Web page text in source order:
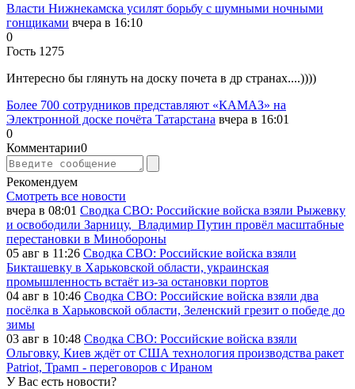
Власти Нижнекамска усилят борьбу с шумными ночными
гонщиками вчера в 16:10
0
Гость 1275
Интересно бы глянуть на доску почета в др странах....))))
Более 700 сотрудников представляют «КАМАЗ» на
Электронной доске почёта Татарстана вчера в 16:01
0
Комментарии0
Рекомендуем
Смотреть все новости
вчера в 08:01 Сводка СВО: Российские войска взяли Рыжевку
и освободили Зарницу, Владимир Путин провёл масштабные
перестановки в Минобороны
05 авг в 11:26 Сводка СВО: Российские войска взяли
Бикташевку в Харьковской области, украинская
промышленность встаёт из-за остановки портов
04 авг в 10:46 Сводка СВО: Российские войска взяли два
посёлка в Харьковской области, Зеленский грезит о победе до
зимы
03 авг в 10:48 Сводка СВО: Российские войска взяли
Ольговку, Киев ждёт от США технология производства ракет
Patriot, Трамп - переговоров с Ираном
У Вас есть новости?